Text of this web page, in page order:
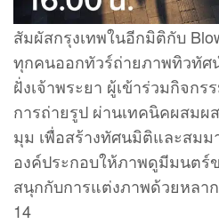
สัมผัสกรุงเทพในอีกมิติกับ
ทุกคนออกทัวร์ถ่ายภาพทิวทัศ
ฝั่งเจ้าพระยา ผู้เข้าร่วมกิจก
การถ่ายรูป ผ่านเทคนิคผสมผ
มุม เพื่อสร้างทัศนมิติและสมม
องค์ประกอบให้ภาพดูมีมนตร์
สนุกกับการแต่งภาพด้วยหลา
14